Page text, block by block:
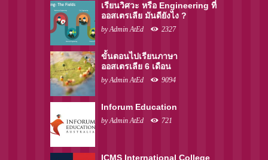
เรียนวิศวะ หรือ Engineering ที่
ออสเตรเลีย มันดียังไง ?
byAdmin AtEd 2327
ขั้นตอนไปเรียนภาษา
ออสเตรเลีย 6 เดือน
byAdmin AtEd 9094
Inforum Education
byAdmin AtEd 721
ICMS International College